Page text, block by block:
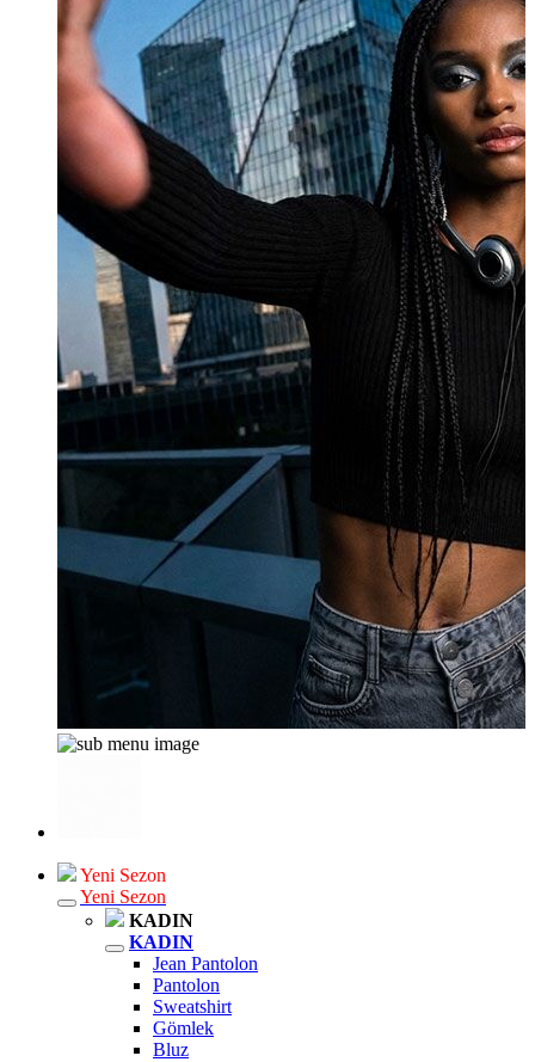
Yeni Sezon
Yeni Sezon
KADIN
KADIN
Jean Pantolon
Pantolon
Sweatshirt
Gömlek
Bluz